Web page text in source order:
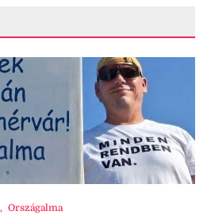
, Országalma